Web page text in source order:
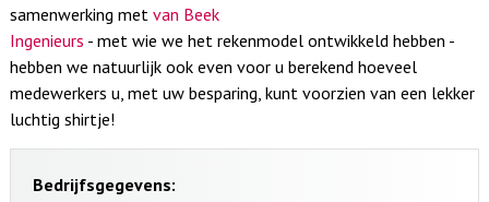
samenwerking met van Beek
Ingenieurs - met wie we het rekenmodel ontwikkeld hebben -
hebben we natuurlijk ook even voor u berekend hoeveel
medewerkers u, met uw besparing, kunt voorzien van een lekker
luchtig shirtje!
Bedrijfsgegevens: